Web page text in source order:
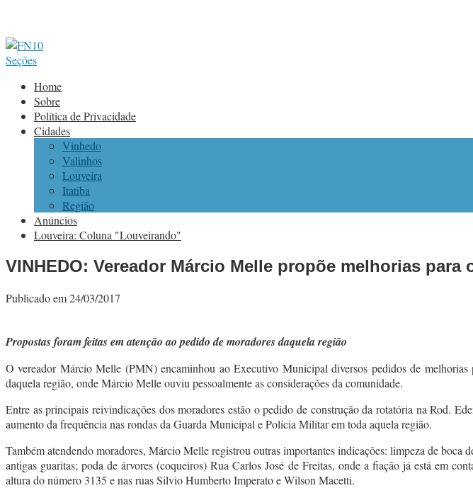
Seções
Home
Sobre
Política de Privacidade
Cidades
Vinhedo
Valinhos
Louveira
Itatiba
Região
Anúncios
Louveira: Coluna "Louveirando"
VINHEDO: Vereador Márcio Melle propõe melhorias para
Publicado em 24/03/2017
Propostas foram feitas em atenção ao pedido de moradores daquela região
O vereador Márcio Melle (PMN) encaminhou ao Executivo Municipal diversos pedidos de
daquela região, onde Márcio Melle ouviu pessoalmente as considerações da comunidade.
Entre as principais reivindicações dos moradores estão o pedido de construção da rotatória na Rod.
aumento da frequência nas rondas da Guarda Municipal e Polícia Militar em toda aquela região.
Também atendendo moradores, Márcio Melle registrou outras importantes indicações: limpeza de boca
antigas guaritas; poda de árvores (coqueiros) Rua Carlos José de Freitas, onde a fiação já está em
altura do número 3135 e nas ruas Silvio Humberto Imperato e Wilson Macetti.